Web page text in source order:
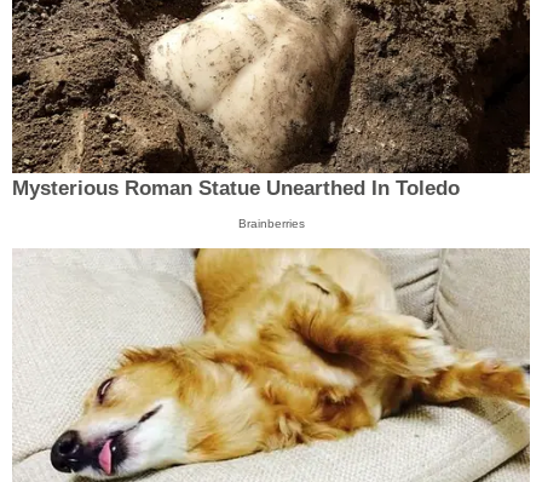
Mysterious Roman Statue Unearthed In Toledo
Brainberries